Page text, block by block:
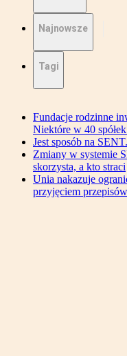
Najnowsze
Tagi
Fundacje rodzinne
Niektóre w 40
Jest sposób na
Zmiany w systemie
skorzysta, a kto straci
Unia nakazuje
przyjęciem przepisów